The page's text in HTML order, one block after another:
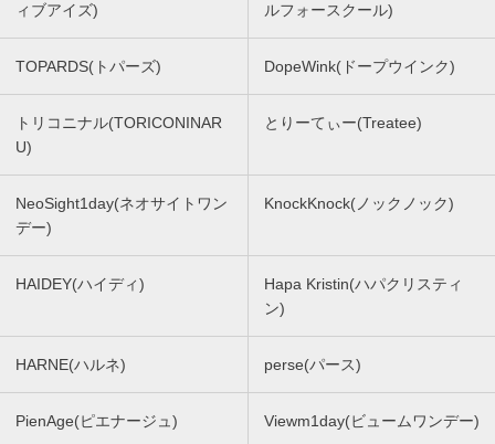
ィブアイズ)
ルフォースクール)
TOPARDS(トパーズ) DopeWink(ドープウインク)
トリコニナル(TORICONINAR
U)
とりーてぃー(Treatee)
NeoSight1day(ネオサイトワン
デー)
KnockKnock(ノックノック)
HAIDEY(ハイディ)
Hapa Kristin(ハパクリスティ
ン)
HARNE(ハルネ) perse(パース)
PienAge(ピエナージュ) Viewm1day(ビュームワンデー)